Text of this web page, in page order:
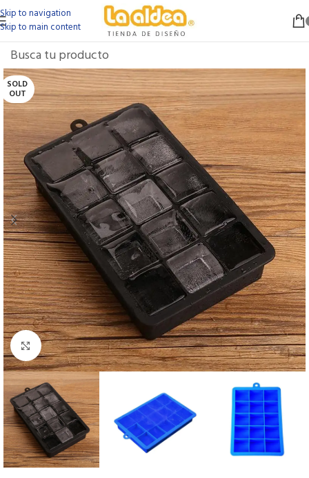
Skip to navigation
Skip to main content
SOLD
OUT
Click to enlarge